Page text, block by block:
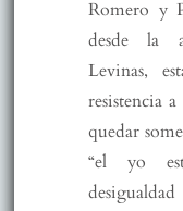
Romero y
desde la
Levinas,
resistencia
quedar
“el yo